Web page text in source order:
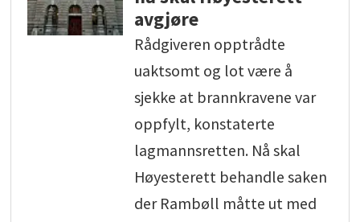
avgjøre
Rådgiveren opptrådte
uaktsomt og lot være å
sjekke at brannkravene var
oppfylt, konstaterte
lagmannsretten. Nå skal
Høyesterett behandle saken
der Rambøll måtte ut med